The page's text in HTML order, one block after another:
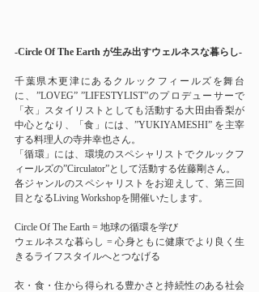
-Circle Of The Earth が生み出すウェルネスな暮らし-
千葉県木更津にあるクルックフィールズを舞台
に、”LOVEG” ”LIFESTYLIST”のプロデューサーで
「衣」スタイリストとしても活動する大田由香梨が
中心となり、「食」には、”YUKIYAMESHI” を主宰
する料理人の寺井幸也さん。
「循環」には、環境のスペシャリストでクルックフ
ィールズの”Circulator”として活動する佐藤剛さん。
各ジャンルのスペシャリストをお迎えして、第三回
目となるLiving Workshopを開催いたします。
Circle Of The Earth = 地球の循環を学び
ウェルネスな暮らし = 心身ともに健康でより良く生
きるライフスタイルへとつなげる
衣・食・住から得られる豊かさと持続性のある社会